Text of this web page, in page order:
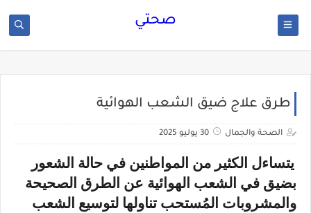
صحتي
طرق علاج ضيق الشعب الهوائية
الصحة والجمال 30 يوليو 2025
يتساءل الكثير من المواطنين في حالة الشعور
بضيق في الشعب الهوائية عن الطرق الصحيحة
والمشروبات المُستحب تناولها لتوسيع الشعب